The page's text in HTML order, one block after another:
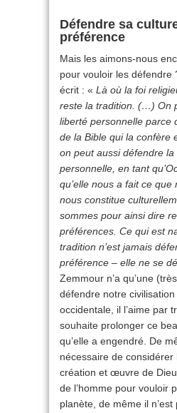
Défendre sa
préférence
Mais les aimons-nous
pour vouloir les défendre
écrit : « Là où la foi
reste la tradition. (…) On
liberté personnelle parce
de la Bible qui la confère
on peut aussi défendre la
personnelle, en tant
qu’elle nous a fait ce que
nous constitue
sommes pour ainsi dire
préférences. Ce qui est
tradition n’est jamais
préférence – elle ne se
Zemmour n’a qu’une
défendre notre
occidentale, il l’aime par
souhaite prolonger ce
qu’elle a engendré. De
nécessaire de
création et œuvre de
de l’homme pour vouloir
planète, de même il